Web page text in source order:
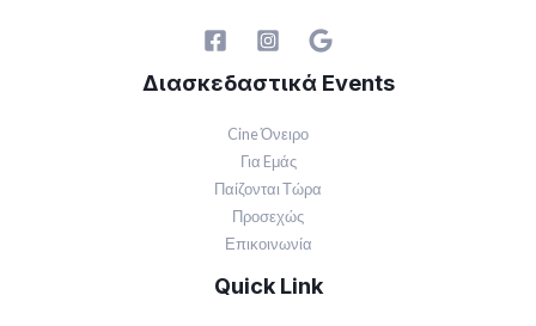
Διασκεδαστικά Events
Cine Όνειρο
Για Eμάς
Παίζονται Τώρα
Προσεχώς
Επικοινωνία
Quick Link